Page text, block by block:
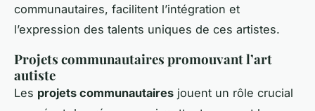
communautaires, facilitent l’intégration et
l’expression des talents uniques de ces artistes.
Projets communautaires promouvant l’art
autiste
Les projets communautaires jouent un rôle crucial